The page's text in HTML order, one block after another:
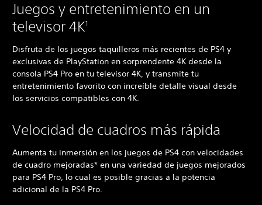
Juegos y entretenimiento en un
televisor 4K1
Disfruta de los juegos taquilleros más recientes de PS4 y
exclusivas de PlayStation en sorprendente 4K desde la
consola PS4 Pro en tu televisor 4K, y transmite tu
entretenimiento favorito con increíble detalle visual desde
los servicios compatibles con 4K.
Velocidad de cuadros más rápida
Aumenta tu inmersión en los juegos de PS4 con velocidades
de cuadro mejoradas* en una variedad de juegos mejorados
para PS4 Pro, lo cual es posible gracias a la potencia
adicional de la PS4 Pro.